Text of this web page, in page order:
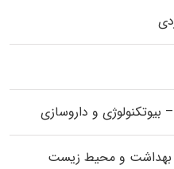
و داروسازی
بهداشت و محیط زیست